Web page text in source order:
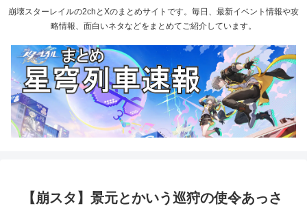
崩壊スターレイルの2chとXのまとめサイトです。毎日、最新イベント情報や攻
略情報、面白いネタなどをまとめてご紹介しています。
【崩スタ】景元とかいう巡狩の使令あっさ